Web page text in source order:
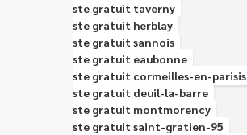
Épaviste gratuit taverny
Épaviste gratuit herblay
Épaviste gratuit sannois
Épaviste gratuit eaubonne
Épaviste gratuit cormeilles-en-parisis
Épaviste gratuit deuil-la-barre
Épaviste gratuit montmorency
Épaviste gratuit saint-gratien-95